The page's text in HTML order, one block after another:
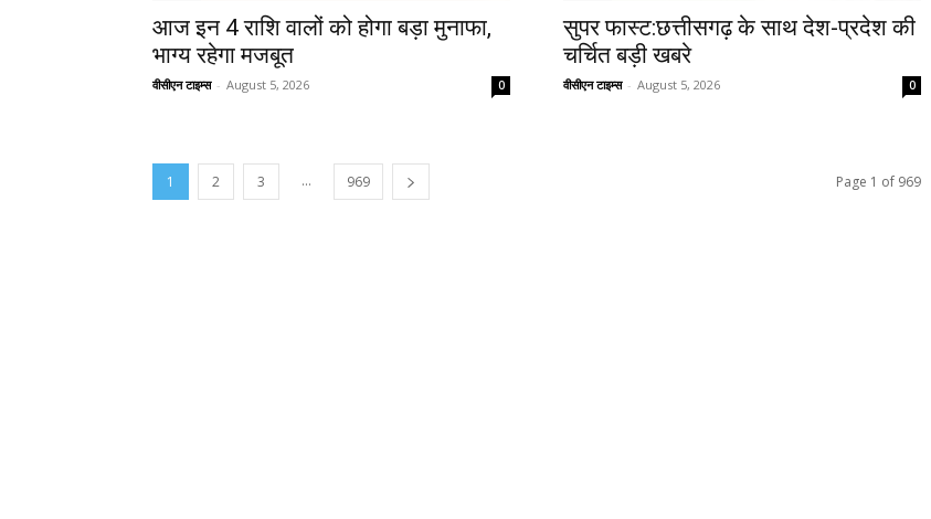
आज इन 4 राशि वालों को होगा बड़ा मुनाफा,
भाग्य रहेगा मजबूत
वीसीएन टाइम्स - August 5, 2026 0
सुपर फास्ट:छत्तीसगढ़ के साथ देश-प्रदेश की
चर्चित बड़ी खबरे
वीसीएन टाइम्स - August 5, 2026 0
1 2 3 ... 969 Page 1 of 969